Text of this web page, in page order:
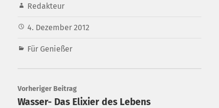
Redakteur
4. Dezember 2012
Für Genießer
Vorheriger Beitrag
Wasser- Das Elixier des Lebens